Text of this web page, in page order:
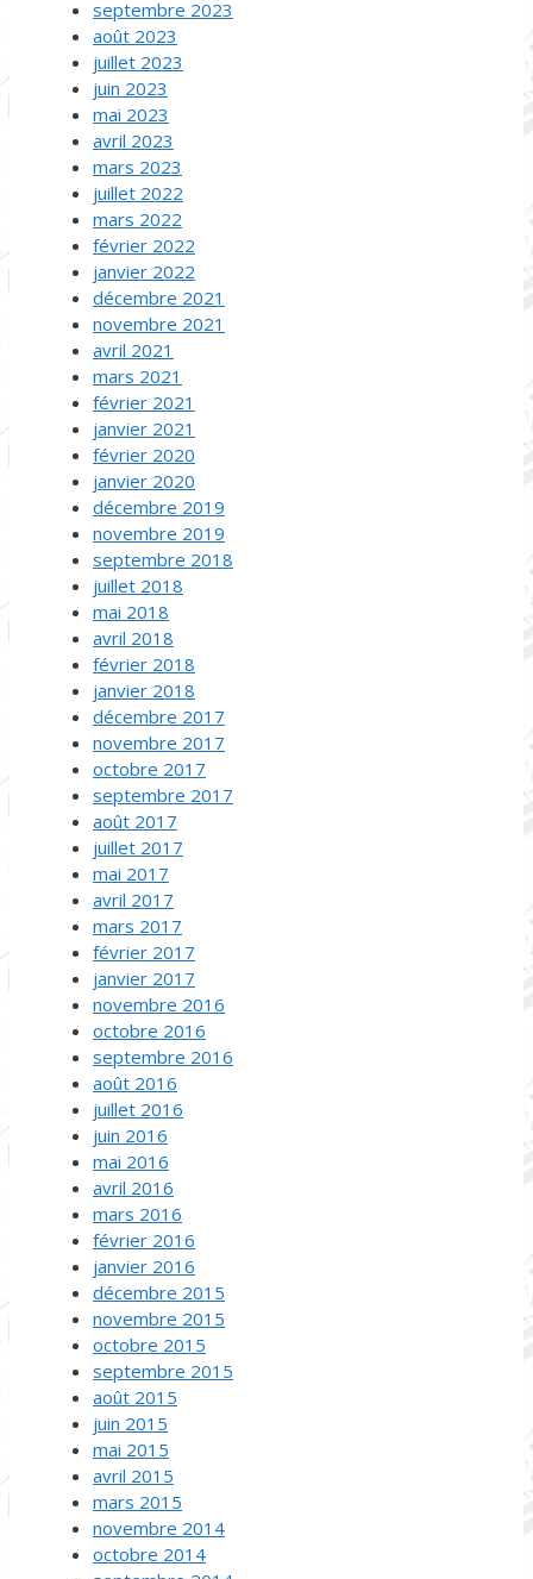
septembre 2023
août 2023
juillet 2023
juin 2023
mai 2023
avril 2023
mars 2023
juillet 2022
mars 2022
février 2022
janvier 2022
décembre 2021
novembre 2021
avril 2021
mars 2021
février 2021
janvier 2021
février 2020
janvier 2020
décembre 2019
novembre 2019
septembre 2018
juillet 2018
mai 2018
avril 2018
février 2018
janvier 2018
décembre 2017
novembre 2017
octobre 2017
septembre 2017
août 2017
juillet 2017
mai 2017
avril 2017
mars 2017
février 2017
janvier 2017
novembre 2016
octobre 2016
septembre 2016
août 2016
juillet 2016
juin 2016
mai 2016
avril 2016
mars 2016
février 2016
janvier 2016
décembre 2015
novembre 2015
octobre 2015
septembre 2015
août 2015
juin 2015
mai 2015
avril 2015
mars 2015
novembre 2014
octobre 2014